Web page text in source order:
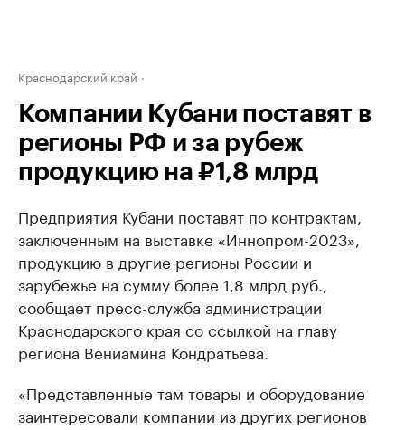
Краснодарский край
Компании Кубани поставят в
регионы РФ и за рубеж
продукцию на ₽1,8 млрд
Предприятия Кубани поставят по контрактам,
заключенным на выставке «Иннопром-2023»,
продукцию в другие регионы России и
зарубежье на сумму более 1,8 млрд руб.,
сообщает пресс-служба администрации
Краснодарского края со ссылкой на главу
региона Вениамина Кондратьева.
«Представленные там товары и оборудование
заинтересовали компании из других регионов